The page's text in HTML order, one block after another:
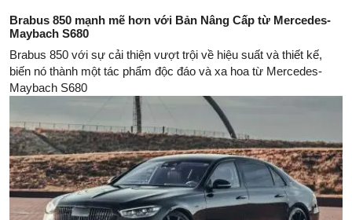
Brabus 850 mạnh mẽ hơn với Bản Nâng Cấp từ Mercedes-
Maybach S680
Brabus 850 với sự cải thiện vượt trội về hiệu suất và thiết kế,
biến nó thành một tác phẩm độc đáo và xa hoa từ Mercedes-
Maybach S680